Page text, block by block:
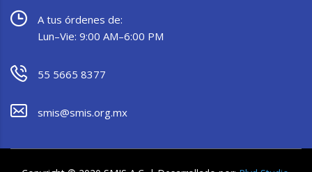
A tus órdenes de:
Lun–Vie: 9:00 AM–6:00 PM
55 5665 8377
smis@smis.org.mx